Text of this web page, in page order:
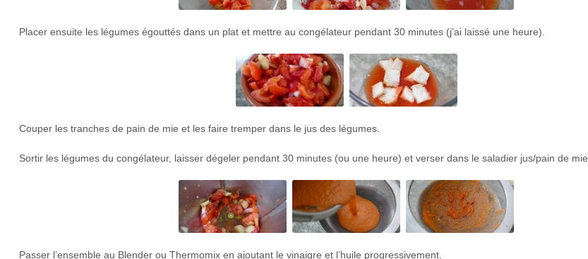
Placer ensuite les légumes égouttés dans un plat et mettre au congélateur pendant 30 minutes (j’ai laissé une heure).
Couper les tranches de pain de mie et les faire tremper dans le jus des légumes.
Sortir les légumes du congélateur, laisser dégeler pendant 30 minutes (ou une heure) et verser dans le saladier jus/pain de mie.
Passer l’ensemble au Blender ou Thermomix en ajoutant le vinaigre et l’huile progressivement.